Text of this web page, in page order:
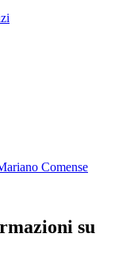
Comense
su